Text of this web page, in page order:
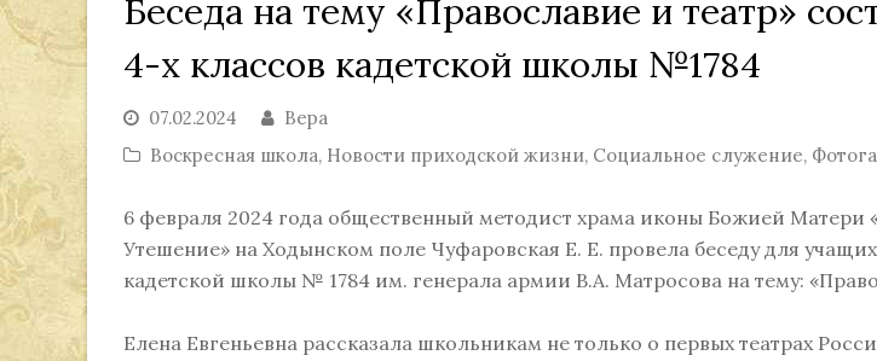
Беседа на тему «Православие и театр»
4-х классов кадетской школы №1784
07.02.2024
Вера
Воскресная школа, Новости приходской жизни, Социальное служение,
6 февраля 2024 года общественный методист храма иконы Божией Матери
Утешение» на Ходынском поле Чуфаровская Е. Е. провела беседу для
кадетской школы № 1784 им. генерала армии В.А. Матросова на тему:
Елена Евгеньевна рассказала школьникам не только о первых театрах